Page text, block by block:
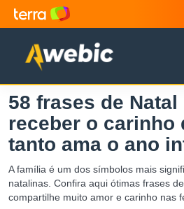
58 frases de Natal
receber o carinho
tanto ama o ano
A família é um dos símbolos mais
natalinas. Confira aqui ótimas frases
compartilhe muito amor e carinho nas